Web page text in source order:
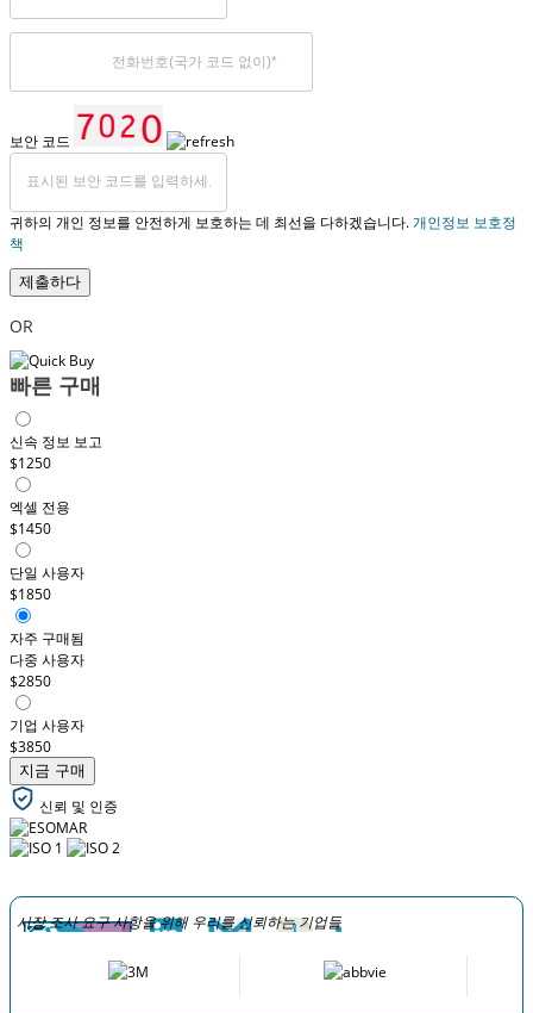
보안 코드
귀하의 개인 정보를 안전하게 보호하는 데 최선을 다하겠습니다.개인정보 보호정
책
제출하다
OR
빠른 구매
신속 정보 보고
$1250
엑셀 전용
$1450
단일 사용자
$1850
자주 구매됨
다중 사용자
$2850
기업 사용자
$3850
지금 구매
신뢰 및 인증
시장 조사 요구 사항을 위해 우리를 신뢰하는 기업들